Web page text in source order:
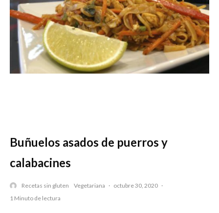
Buñuelos asados de puerros y
calabacines
Recetas sin gluten Vegetariana · octubre 30, 2020 ·
1 Minuto de lectura